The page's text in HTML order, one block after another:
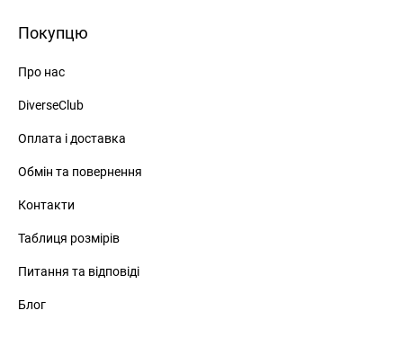
Покупцю
Про нас
DiverseClub
Оплата і доставка
Обмін та повернення
Контакти
Таблиця розмірів
Питання та відповіді
Блог